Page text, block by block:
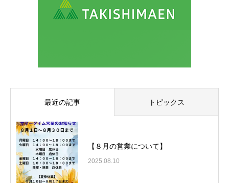
最近の記事 トピックス
【８月の営業について】
2025.08.10